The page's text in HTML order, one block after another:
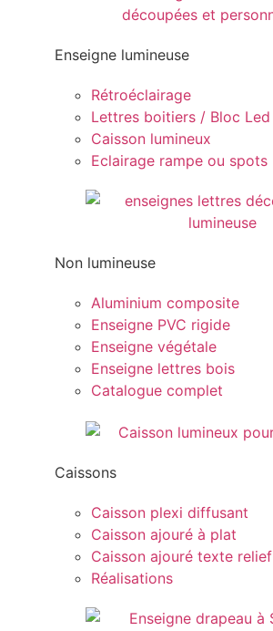
Enseigne lumineuse
Rétroéclairage
Lettres boitiers / Bloc Led
Caisson lumineux
Eclairage rampe ou spots
Non lumineuse
Aluminium composite
Enseigne PVC rigide
Enseigne végétale
Enseigne lettres bois
Catalogue complet
Caissons
Caisson plexi diffusant
Caisson ajouré à plat
Caisson ajouré texte relief
Réalisations